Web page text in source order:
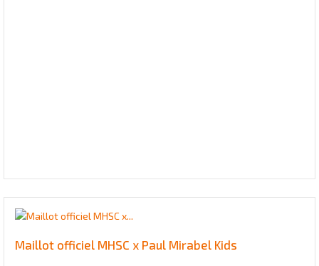
Maillot officiel MHSC x Paul Mirabel Kids